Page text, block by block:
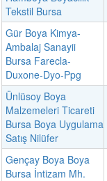
Tekstil Bursa
Gür Boya Kimya-
Ambalaj Sanayii
Bursa Farecla-
Duxone-Dyo-Ppg
Ünlüsoy Boya
Malzemeleri Ticareti
Bursa Boya Uygulama
Satış Nilüfer
Gençay Boya Boya
Bursa İntizam Mh.